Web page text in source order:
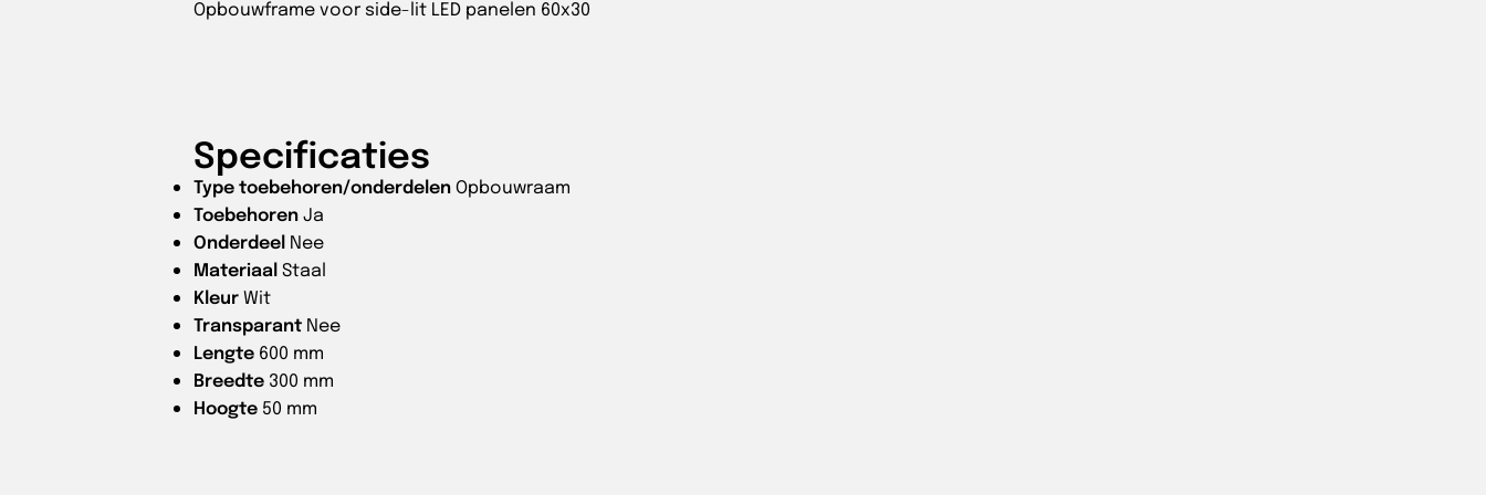
Opbouwframe voor side-lit LED panelen 60x30
Specificaties
Type toebehoren/onderdelenOpbouwraam
ToebehorenJa
Onderdeel Nee
MateriaalStaal
KleurWit
Transparant Nee
Lengte 600 mm
Breedte 300 mm
Hoogte 50 mm